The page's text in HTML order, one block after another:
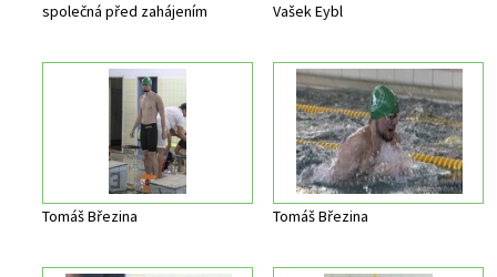
společná před zahájením Vašek Eybl
Tomáš Březina Tomáš Březina